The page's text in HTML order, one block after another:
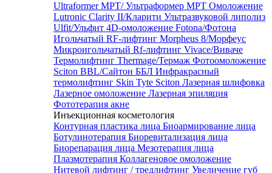
Ultraformer MPT/ Ультраформер MPT Омоложение
Lutronic Clarity II/Кларити Ультразвуковой липолиз
Ulfit/Ульфит 4D-омоложение Fotona/Фотона
Игольчатый RF-лифтинг Morpheus 8/Морфеус
Микроигольчатый Rf-лифтинг Vivace/Виваче
Термолифтинг Thermage/Термаж Фотоомоложение
Sciton BBL/Сайтон ББЛ Инфракрасный
термолифтинг Skin Tyte Sciton Лазерная шлифовка
Лазерное омоложение Лазерная эпиляция
Фототерапия акне
Инъекционная косметология
Контурная пластика лица Биоармирование лица
Ботулинотерапия Биоревитализация лица
Биорепарация лица Мезотерапия лица
Плазмотерапия Коллагеновое омоложение
Нитевой лифтинг / тредлифтинг Увеличение губ